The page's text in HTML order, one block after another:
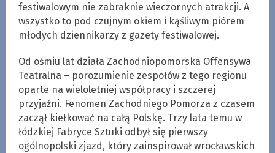
festiwalowym nie zabraknie wieczornych atrakcji. A
wszystko to pod czujnym okiem i kąśliwym piórem
młodych dziennikarzy z gazety festiwalowej.
Od ośmiu lat działa Zachodniopomorska Offensywa
Teatralna – porozumienie zespołów z tego regionu
oparte na wieloletniej współpracy i szczerej
przyjaźni. Fenomen Zachodniego Pomorza z czasem
zaczął kiełkować na całą Polskę. Trzy lata temu w
łódzkiej Fabryce Sztuki odbył się pierwszy
ogólnopolski zjazd, który zainspirował wrocławskich